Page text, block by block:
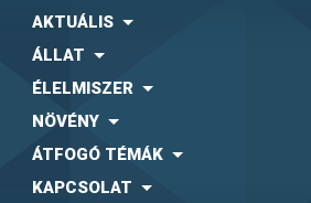
AKTUÁLIS
ÁLLAT
ÉLELMISZER
NÖVÉNY
ÁTFOGÓ TÉMÁK
KAPCSOLAT